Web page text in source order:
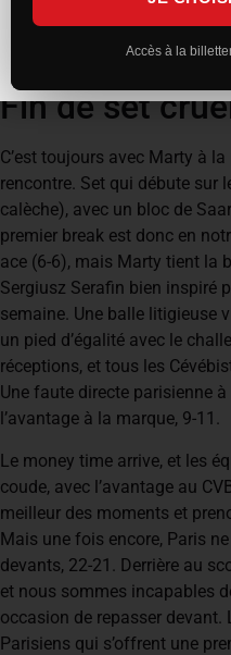
Fin de set
C’est toujours avec Marty à
rencontre. Set qui débute sur
calèche), avec un bloc de
premier break est donc en
ace (6-6), mais Marty tient la
Sergiusz Serafin bien inspiré
semaine. Une balle litigieuse
un pied d’égalité avec le
réceptions, et tous les
Une faute directe parisienne
l’avantage à la marque, 9-11.
Le money time arrive, et les
coude, avec l’avantage au
meilleur des moments et
Mais une fois encore, Paris
devants, 22-21. Derrière au
et nous sommes incapables
occasion de repasser devant.
Parisiens qui s’offrent une
Accès à la